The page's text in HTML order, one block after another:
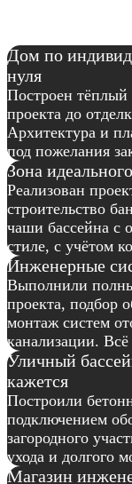
Дом по
нуля
Построен
проекта до
Архитектура и
под пожелания
Зона
Реализован
строительство
чаши бассейна с
стиле, с учётом
Инженерные
Выполнили
проекта, подбор
монтаж систем
канализации.
Уличный
кажется
Построили
подключением
загородного
ухода и долгого
Магазин